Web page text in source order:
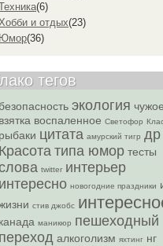
(6)
и отдых(23)
Юмор(36)
тегов
безопасность экология чужое
взятка воспаленное Светофор
рыбаки цитата амурский тигр др
Красота типа юмор тесты
twitter интерьер
интересно новогодние праздники
стив джобс
канада маникюр пешеходный
переход алкоголизм яхтинг нг